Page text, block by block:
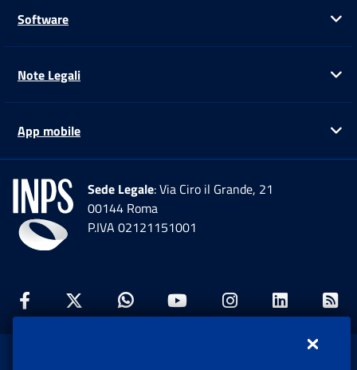
Software
Note Legali
App mobile
Sede Legale: Via Ciro il Grande, 21
00144 Roma
P.IVA 02121151001
Facebook: Apre una nuova finestra
Twitter: Apre una nuova finestra
Whatsapp: Apre una nuova
Youtube: Apre una
Instagram: